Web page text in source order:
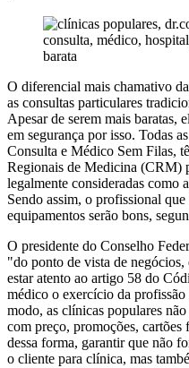
O diferencial mais chamativo
as consultas particulares
Apesar de serem mais baratas,
em segurança por isso. Todas
Consulta e Médico Sem Filas,
Regionais de Medicina (CRM)
legalmente consideradas como
Sendo assim, o profissional
equipamentos serão bons,
O presidente do Conselho
"do ponto de vista de
estar atento ao artigo 58 do
médico o exercício da
modo, as clínicas populares
com preço, promoções,
dessa forma, garantir que não
o cliente para clínica, mas